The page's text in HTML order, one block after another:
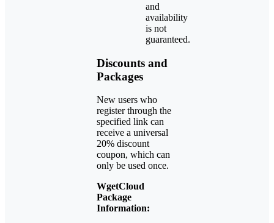
and
availability
is not
guaranteed.
Discounts and
Packages
New users who
register through the
specified link can
receive a universal
20% discount
coupon, which can
only be used once.
WgetCloud
Package
Information: